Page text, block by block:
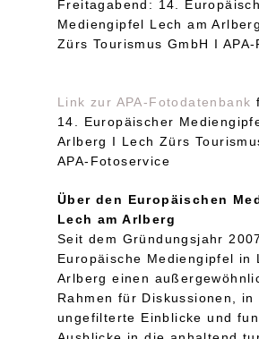
Freitagabend: 14.
Mediengipfel Lech am
Zürs Tourismus GmbH I
Link zur APA-Fotodatenbank
14. Europäischer
Arlberg I Lech Zürs
APA-Fotoservice
Über den Europäischen
Lech am Arlberg
Seit dem Gründungsjahr
Europäische Mediengipfel in
Arlberg einen
Rahmen für Diskussionen, in
ungefilterte Einblicke und